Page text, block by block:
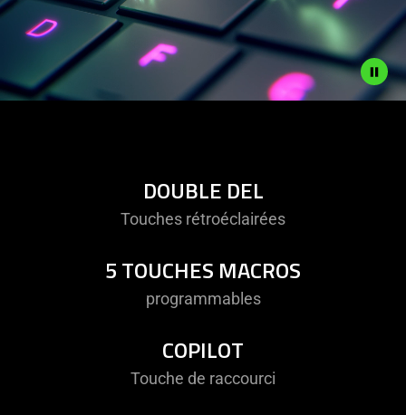
DOUBLE DEL
Touches rétroéclairées
5 TOUCHES MACROS
programmables
COPILOT
Touche de raccourci